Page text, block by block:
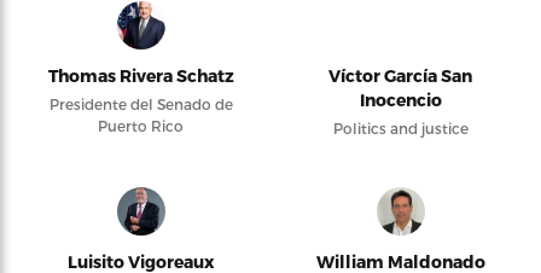
Thomas Rivera Schatz
Presidente del Senado de
Puerto Rico
Víctor García San
Inocencio
Politics and justice
Luisito Vigoreaux William Maldonado